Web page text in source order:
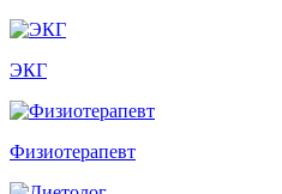
ЭКГ
Физиотерапевт